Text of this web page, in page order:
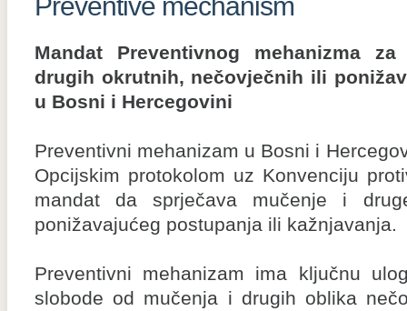
Mandat Preventivnog mehanizma
drugih okrutnih, nečovječnih ili
u Bosni i Hercegovini
Preventivni mehanizam u Bosni i
Opcijskim protokolom uz Konvenciju
mandat da sprječava mučenje i
ponižavajućeg postupanja ili kažnjavanja.
Preventivni mehanizam ima ključnu
slobode od mučenja i drugih oblika